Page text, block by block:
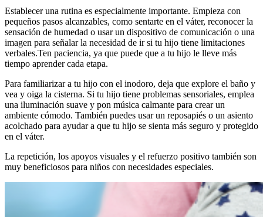
Establecer una rutina es especialmente importante. Empieza con
pequeños pasos alcanzables, como sentarte en el váter, reconocer la
sensación de humedad o usar un dispositivo de comunicación o una
imagen para señalar la necesidad de ir si tu hijo tiene limitaciones
verbales.Ten paciencia, ya que puede que a tu hijo le lleve más
tiempo aprender cada etapa.
Para familiarizar a tu hijo con el inodoro, deja que explore el baño y
vea y oiga la cisterna. Si tu hijo tiene problemas sensoriales, emplea
una iluminación suave y pon música calmante para crear un
ambiente cómodo. También puedes usar un reposapiés o un asiento
acolchado para ayudar a que tu hijo se sienta más seguro y protegido
en el váter.
La repetición, los apoyos visuales y el refuerzo positivo también son
muy beneficiosos para niños con necesidades especiales.